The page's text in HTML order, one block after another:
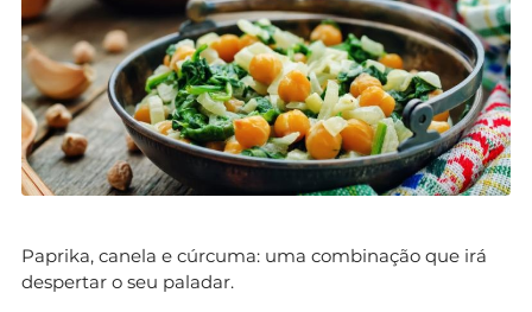
Paprika, canela e cúrcuma: uma combinação que irá
despertar o seu paladar.